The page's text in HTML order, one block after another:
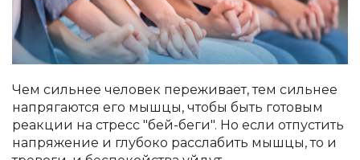
Чем сильнее человек переживает, тем сильнее
напрягаются его мышцы, чтобы быть готовым
реакции на стресс "бей-беги". Но если отпустить
напряжение и глубоко расслабить мышцы, то и